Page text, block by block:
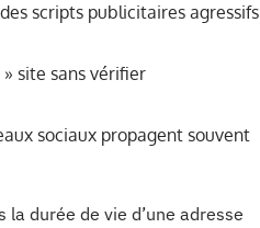
scripts publicitaires agressifs
site sans vérifier
sociaux propagent souvent
la durée de vie d’une adresse